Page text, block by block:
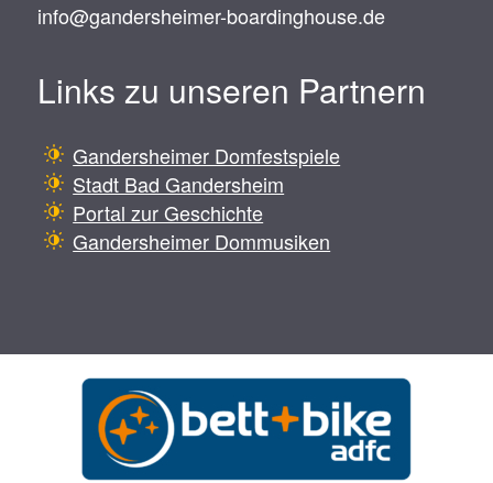
info@gandersheimer-boardinghouse.de
Links zu unseren Partnern
Gandersheimer Domfestspiele
Stadt Bad Gandersheim
Portal zur Geschichte
Gandersheimer Dommusiken